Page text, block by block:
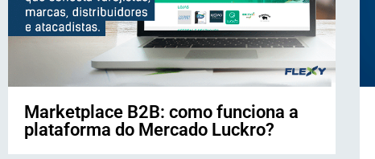
Marketplace B2B: como funciona a
plataforma do Mercado Luckro?